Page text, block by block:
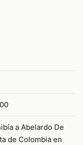
a Abelardo De
de Colombia en